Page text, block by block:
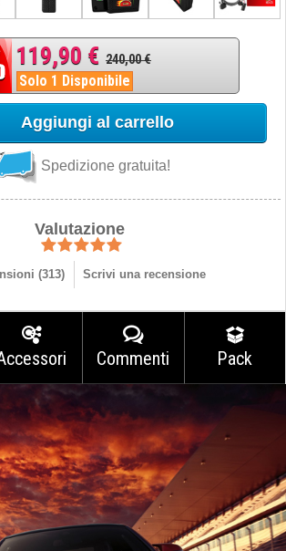
119,90 € 240,00 €
Solo 1 Disponibile
Aggiungi al carrello
Spedizione gratuita!
Valutazione
(313) Scrivi una recensione
Commenti Pack